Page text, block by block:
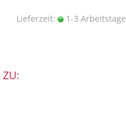
Lieferzeit: 1-3 Arbeitstage
ZU: